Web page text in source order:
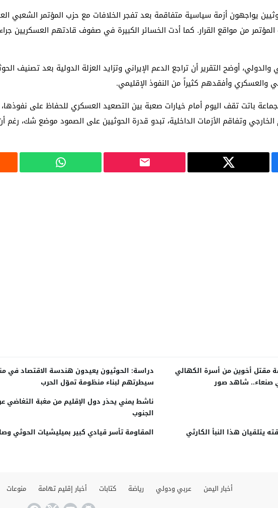
يواجهون أزمة سياسية متفاقمة بعد تفجر الخلافات مع حزب المؤتمر
المؤتمر من مواقع القرار. كما أدت الخسائر الكبيرة في صفوف قادتهم العسكريين
أوضح التقرير أن تراجع الدعم الإيراني وتزايد العزلة الدولية بعد تصنيف
وأفقدهم كثيراً من النفوذ الإقليمي.
باتت تقف اليوم أمام خيارات صعبة بين التصعيد العسكري للحفاظ على
وتفاقم الأزمات الداخلية، تبدو قدرة الحوثيين على الصمود موضع شك،
مقتل أخوين من أسرة الكهالي
صنعاء.. شاهد صور
دراسة: الحوثيون يعيدون هندسة الاقتصاد في
سيطرتهم لبناء منظومة تموّل الحرب
ناشط يمني يحذر دول الإقليم من مغبة التغاضي
الجنوب
يتلقيان هذا النبأ الكارثي المقاومة تأسر قيادي كبير بميليشيات الحوثي
أخبار اليمن عربي ودولي رياضة كتابات أخبار إقليم تهامة منوعات